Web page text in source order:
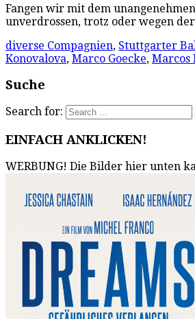
Fangen wir mit dem
unverdrossen, trotz oder wegen
diverse Compagnien, Stuttgarter
Konovalova, Marco Goecke, Marcos
Suche
Search for:
EINFACH ANKLICKEN!
WERBUNG! Die Bilder hier unten